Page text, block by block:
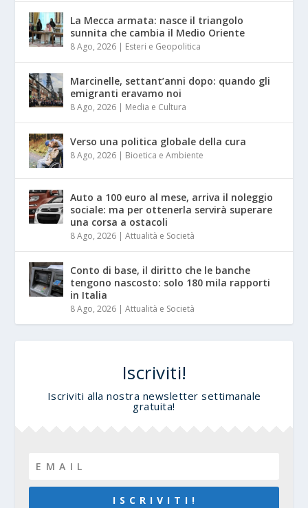
La Mecca armata: nasce il triangolo
sunnita che cambia il Medio Oriente
8 Ago, 2026 | Esteri e Geopolitica
Marcinelle, settant’anni dopo: quando gli
emigranti eravamo noi
8 Ago, 2026 | Media e Cultura
Verso una politica globale della cura
8 Ago, 2026 | Bioetica e Ambiente
Auto a 100 euro al mese, arriva il noleggio
sociale: ma per ottenerla servirà superare
una corsa a ostacoli
8 Ago, 2026 |Attualità e Società
Conto di base, il diritto che le banche
tengono nascosto: solo 180 mila rapporti
in Italia
8 Ago, 2026 |Attualità e Società
Iscriviti!
Iscriviti alla nostra newsletter settimanale
gratuita!
I S C R I V I T I !